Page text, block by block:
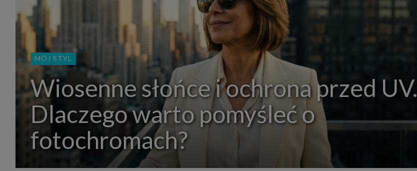
MÓJ STYL
Wiosenne słońce i ochrona przed UV.
Dlaczego warto pomyśleć o
fotochromach?